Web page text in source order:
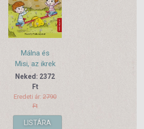
Málna és
Misi, az ikrek
Neked: 2372
Ft
Eredeti ár: 2790
Ft
LISTÁRA